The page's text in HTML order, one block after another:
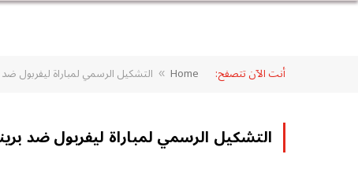
أنت الآن تتصفح: Home
» التشكيل الرسمي لمباراة ليفربول ضد
التشكيل الرسمي لمباراة ليفربول ضد